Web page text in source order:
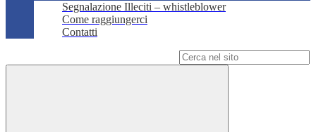
Segnalazione Illeciti – whistleblower
Come raggiungerci
Contatti